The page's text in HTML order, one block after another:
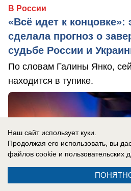
В России
«Всё идет к концовке»:
сделала прогноз о
судьбе России и
По словам Галины Янко,
находится в тупике.
Наш сайт использует куки.
Продолжая его использовать, вы
файлов cookie и пользовательских